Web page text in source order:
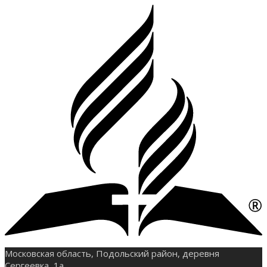
Московская область, Подольский район, деревня